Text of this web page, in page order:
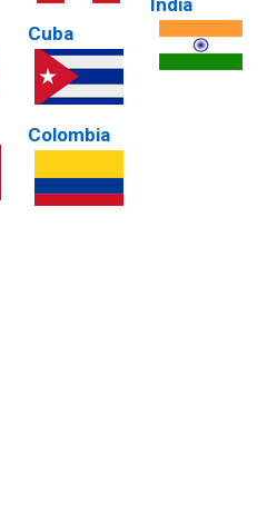
Cuba
Colombia
India